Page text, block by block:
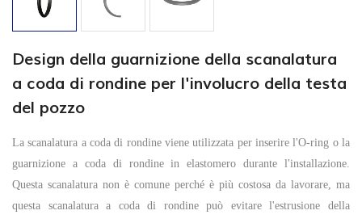
Design della guarnizione della scanalatura
a coda di rondine per l'involucro della testa
del pozzo
La scanalatura a coda di rondine viene utilizzata per inserire l'O-ring o la
guarnizione a coda di rondine in elastomero durante l'installazione.
Questa scanalatura non è comune perché è più costosa da lavorare, ma
questa scanalatura a coda di rondine può evitare l'estrusione della